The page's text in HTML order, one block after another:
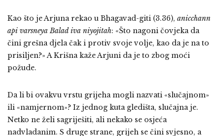
Kao što je Arjuna rekao u Bhagavad-giti (3.36), anicchann
api varsneya Balad iva niyojitah: «Što nagoni čovjeka da
čini grešna djela čak i protiv svoje volje, kao da je na to
prisiljen?» A Krišna kaže Arjuni da je to zbog moći
požude.
Da li bi ovakvu vrstu grijeha mogli nazvati «slučajnom»
ili «namjernom»? Iz jednog kuta gledišta, slučajna je.
Netko ne želi sagriješiti, ali nekako se osjeća
nadvladanim. S druge strane, grijeh se čini svjesno, a